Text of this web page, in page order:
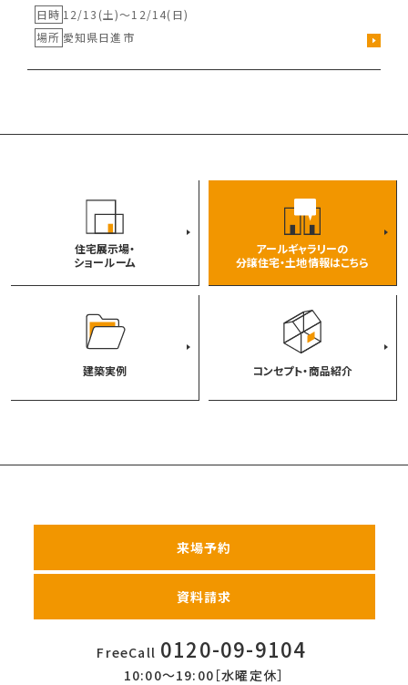
日時 12/13(土)〜12/14(日)
場所 愛知県日進市
住宅展示場・
ショールーム
アールギャラリーの
分譲住宅・土地情報はこちら
建築実例 コンセプト・商品紹介
来場予約
資料請求
FreeCall 0120-09-9104
10:00〜19:00［水曜定休］